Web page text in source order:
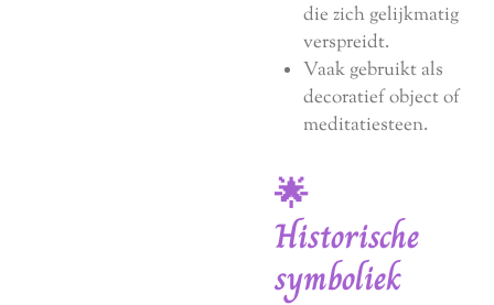
die zich gelijkmatig
verspreidt.
Vaak gebruikt als
decoratief object of
meditatiesteen.
🌟
Historische
symboliek